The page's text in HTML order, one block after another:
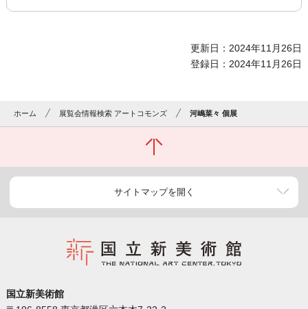
更新日：2024年11月26日
登録日：2024年11月26日
ホーム 展覧会情報検索 アートコモンズ 河嶋菜々 個展
サイトマップを開く
国立新美術館